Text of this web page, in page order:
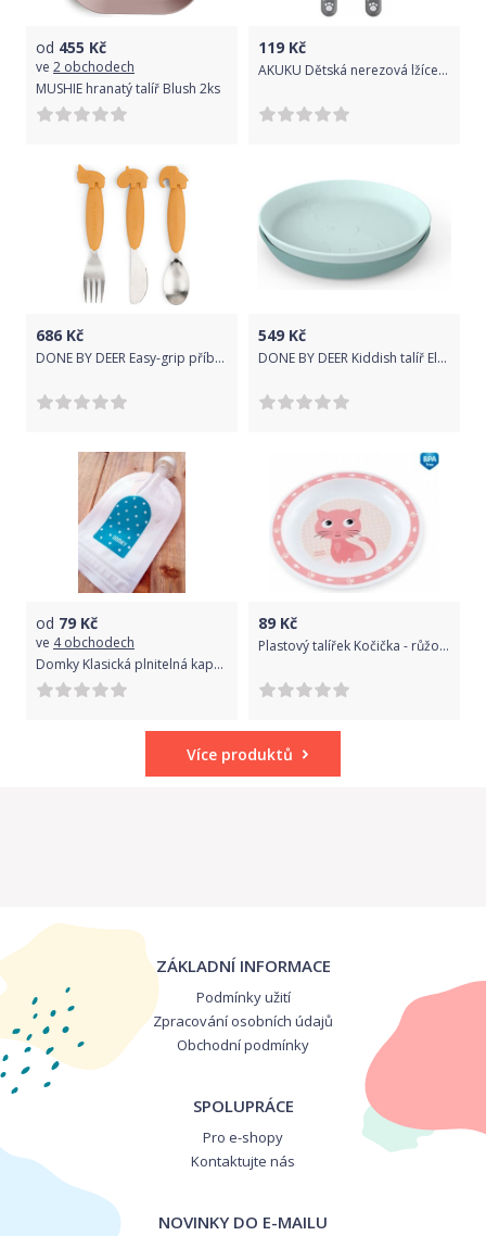
od 455 Kč
ve 2 obchodech
MUSHIE hranatý talíř Blush 2ks
119 Kč
AKUKU Dětská nerezová lžíce a vidlička, šedá
686 Kč
DONE BY DEER Easy-grip příborový set Deer freinds - hořčicový
549 Kč
DONE BY DEER Kiddish talíř Elhpee 2ks - modrý
od 79 Kč
ve 4 obchodech
Domky Klasická plnitelná kapsička, 140 ml - puntíky v modré
89 Kč
Plastový talířek Kočička - růžový
Více produktů
ZÁKLADNÍ INFORMACE
Podmínky užití
Zpracování osobních údajů
Obchodní podmínky
SPOLUPRÁCE
Pro e-shopy
Kontaktujte nás
NOVINKY DO E-MAILU